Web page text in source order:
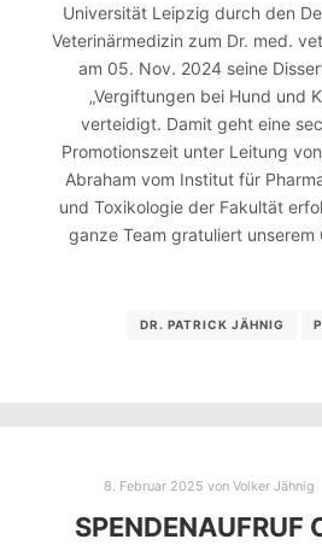
Universität Leipzig durch den
Veterinärmedizin zum Dr. med.
am 05. Nov. 2024 seine
„Vergiftungen bei Hund und
verteidigt. Damit geht eine
Promotionszeit unter Leitung
Abraham vom Institut für
und Toxikologie der Fakultät
ganze Team gratuliert unserem
DR. PATRICK JÄHNIG
8. Februar 2025 von Volker Jähnig
SPENDENAUFRUF